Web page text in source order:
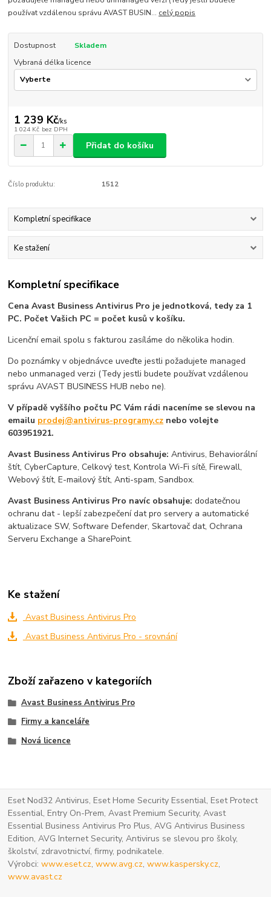
používat vzdálenou správu AVAST BUSIN... celý popis
Dostupnost
Skladem
Vybraná délka licence
1 239 Kč/ks
1 024 Kč bez DPH
Přidat do košíku
Číslo produktu: 1512
Kompletní specifikace
Ke stažení
Kompletní specifikace
Cena Avast Business Antivirus Pro je jednotková, tedy za 1
PC. Počet Vašich PC = počet kusů v košíku.
Licenční email spolu s fakturou zasíláme do několika hodin.
Do poznámky v objednávce uveďte jestli požadujete managed
nebo unmanaged verzi (Tedy jestli budete používat vzdálenou
správu AVAST BUSINESS HUB nebo ne).
V případě vyššího počtu PC Vám rádi naceníme se slevou na
emailu prodej@antivirus-programy.cz nebo volejte
603951921.
Avast Business Antivirus Pro obsahuje: Antivirus, Behaviorální
štít, CyberCapture, Celkový test, Kontrola Wi-Fi sítě, Firewall,
Webový štít, E-mailový štít, Anti-spam, Sandbox.
Avast Business Antivirus Pro navíc obsahuje: dodatečnou
ochranu dat - lepší zabezpečení dat pro servery a automatické
aktualizace SW, Software Defender, Skartovač dat, Ochrana
Serveru Exchange a SharePoint.
Ke stažení
Avast Business Antivirus Pro
Avast Business Antivirus Pro - srovnání
Zboží zařazeno v kategoriích
Avast Business Antivirus Pro
Firmy a kanceláře
Nová licence
Eset Nod32 Antivirus, Eset Home Security Essential, Eset Protect
Essential, Entry On-Prem, Avast Premium Security, Avast
Essential Business Antivirus Pro Plus, AVG Antivirus Business
Edition, AVG Internet Security, Antivirus se slevou pro školy,
školství, zdravotnictví, firmy, podnikatele.
Výrobci:www.eset.cz,www.avg.cz,www.kaspersky.cz,
www.avast.cz